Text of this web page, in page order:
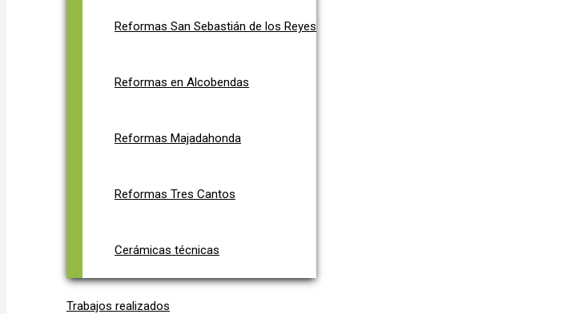
Reformas San Sebastián de los Reyes
Reformas en Alcobendas
Reformas Majadahonda
Reformas Tres Cantos
Cerámicas técnicas
Trabajos realizados